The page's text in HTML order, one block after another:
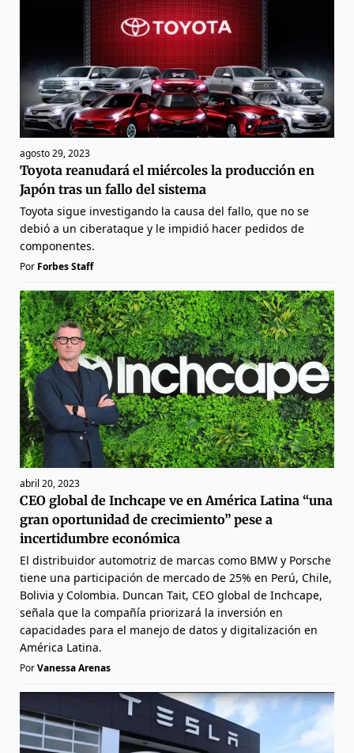
agosto 29, 2023
Toyota reanudará el miércoles la producción en
Japón tras un fallo del sistema
Toyota sigue investigando la causa del fallo, que no se
debió a un ciberataque y le impidió hacer pedidos de
componentes.
Por Forbes Staff
abril 20, 2023
CEO global de Inchcape ve en América Latina “una
gran oportunidad de crecimiento” pese a
incertidumbre económica
El distribuidor automotriz de marcas como BMW y Porsche
tiene una participación de mercado de 25% en Perú, Chile,
Bolivia y Colombia. Duncan Tait, CEO global de Inchcape,
señala que la compañía priorizará la inversión en
capacidades para el manejo de datos y digitalización en
América Latina.
PorVanessa Arenas